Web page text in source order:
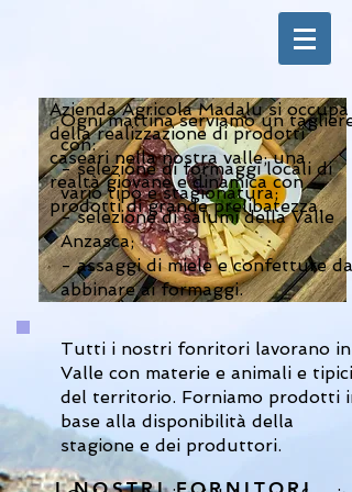
Azienda Agricola Madalu si occupa
della realizzazione di prodotti
caseari nella nostra valle; una
realtà giovane e dinamica con
prodotti di grande prelibatezza.
Ogni mattina serviamo un tagliere
con:
- selezione di formaggi locali di
vario tipo e stagionatura;
- selezione di salumi della Valle
Anzasca;
- assaggi di miele e confetture da
abbinare ai formaggi.
Tutti i nostri fonritori lavorano in
Valle con materie e animali e tipici
del territorio. Forniamo prodotti in
base alla disponibilità della
stagione e dei produttori.